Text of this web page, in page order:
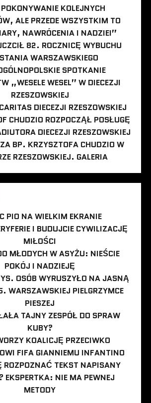
KOLEJNYCH
ALE PRZEDE WSZYSTKIM TO
NAWRÓCENIA I NADZIEI”
82. ROCZNICĘ WYBUCHU
WARSZAWSKIEGO
SPOTKANIE
„WESELE WESEL” W DIECEZJI
RZESZOWSKIEJ
DIECEZJI RZESZOWSKIEJ
CHUDZIO ROZPOCZĄŁ POSŁUGĘ
DIECEZJI RZESZOWSKIEJ
BP. KRZYSZTOFA CHUDZIO W
RZESZOWSKIEJ. GALERIA
PIO NA WIELKIM EKRANIE
I BUDUJCIE CYWILIZACJĘ
MIŁOŚCI
MŁODYCH W ASYŻU: NIEŚCIE
POKÓJ I NADZIEJĘ
OSÓB WYRUSZYŁO NA JASNĄ
WARSZAWSKIEJ PIELGRZYMCE
PIESZEJ
TAJNY ZESPÓŁ DO SPRAW
KUBY?
KOALICJĘ PRZECIWKO
FIFA GIANNIEMU INFANTINO
ROZPOZNAĆ TEKST NAPISANY
EKSPERTKA: NIE MA PEWNEJ
METODY